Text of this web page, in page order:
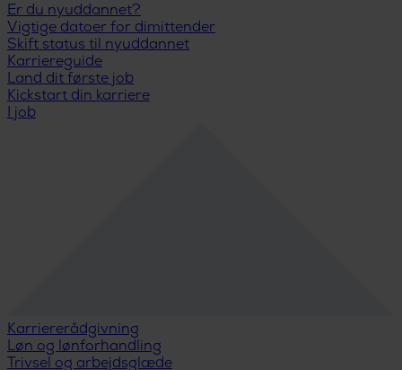
Er du nyuddannet?
Vigtige datoer for dimittender
Skift status til nyuddannet
Karriereguide
Land dit første job
Kickstart din karriere
I job
Karriererådgivning
Løn og lønforhandling
Trivsel og arbejdsglæde